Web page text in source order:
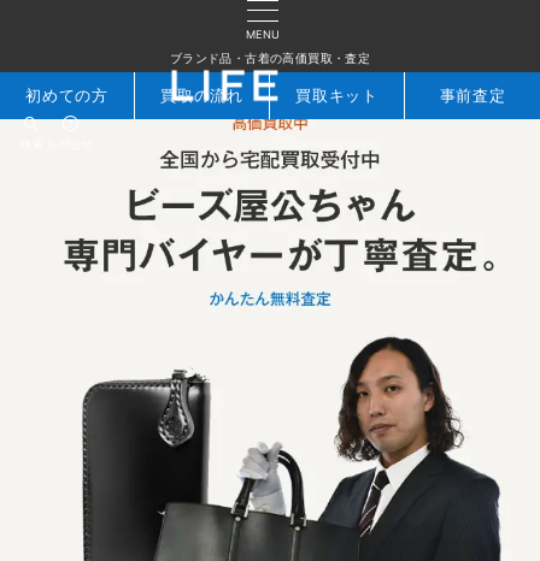
MENU
ブランド品・古着の高価買取・査定
初めての方 買取の流れ 買取キット 事前査定